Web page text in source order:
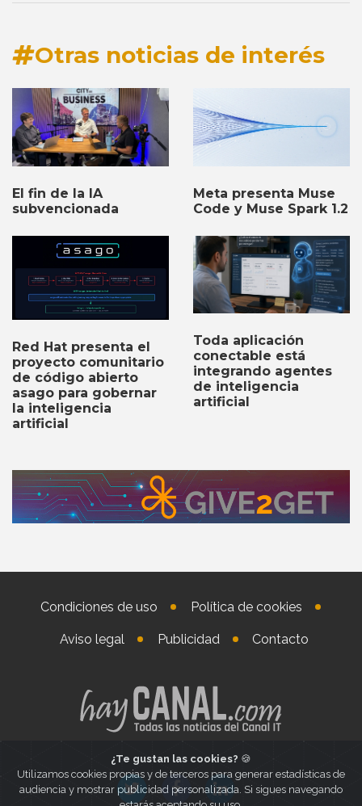
Otras noticias de interés
El fin de la IA
subvencionada
Meta presenta Muse
Code y Muse Spark 1.2
Red Hat presenta el
proyecto comunitario
de código abierto
asago para gobernar
la inteligencia
artificial
Toda aplicación
conectable está
integrando agentes
de inteligencia
artificial
Condiciones de uso Política de cookies
Aviso legal Publicidad Contacto
¿Te gustan las cookies? 🍪
Utilizamos cookies propias y de terceros para generar estadísticas de
audiencia y mostrar publicidad personalizada. Si sigues navegando